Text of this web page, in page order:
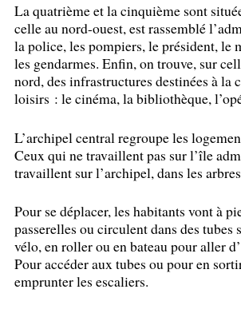
La quatrième et la cinquième sont
celle au nord-ouest, est rassemblé
la police, les pompiers, le président, le
les gendarmes. Enfin, on trouve, sur
nord, des infrastructures destinées à la
loisirs : le cinéma, la bibliothèque,
L’archipel central regroupe les
Ceux qui ne travaillent pas sur l’île
travaillent sur l’archipel, dans les
Pour se déplacer, les habitants vont à
passerelles ou circulent dans des tubes
vélo, en roller ou en bateau pour aller
Pour accéder aux tubes ou pour en
emprunter les escaliers.